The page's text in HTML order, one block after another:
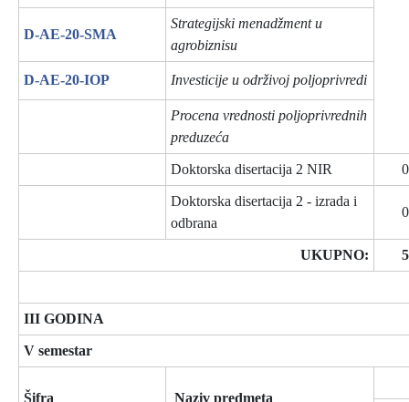
D-AE-20-SMA
Strategijski menadžment u
agrobiznisu
D-AE-20-IOP Investicije u održivoj poljoprivredi
Procena vrednosti poljoprivrednih
preduzeća
Doktorska disertacija 2 NIR 0
Doktorska disertacija 2 - izrada i
odbrana
0
UKUPNO: 5
III GODINA
V semestar
Šifra Naziv predmeta